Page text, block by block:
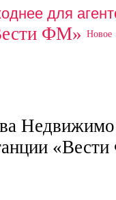
для
ФМ» Новое